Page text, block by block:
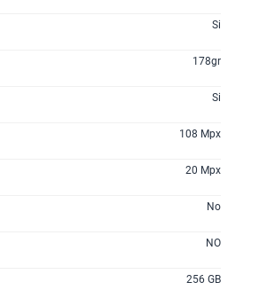
Si
178gr
Si
108 Mpx
20 Mpx
No
NO
256 GB